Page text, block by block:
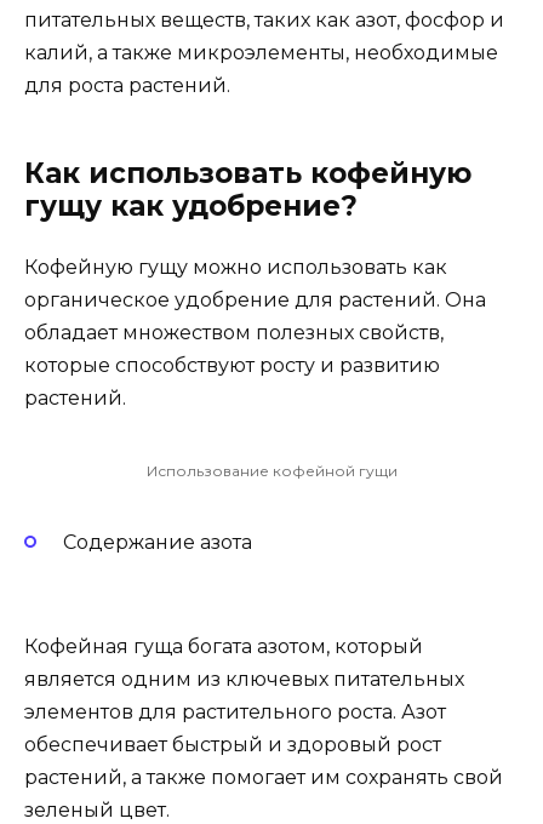
питательных веществ, таких как азот, фосфор и
калий, а также микроэлементы, необходимые
для роста растений.
Как использовать кофейную
гущу как удобрение?
Кофейную гущу можно использовать как
органическое удобрение для растений. Она
обладает множеством полезных свойств,
которые способствуют росту и развитию
растений.
Использование кофейной гущи
Содержание азота
Кофейная гуща богата азотом, который
является одним из ключевых питательных
элементов для растительного роста. Азот
обеспечивает быстрый и здоровый рост
растений, а также помогает им сохранять свой
зеленый цвет.